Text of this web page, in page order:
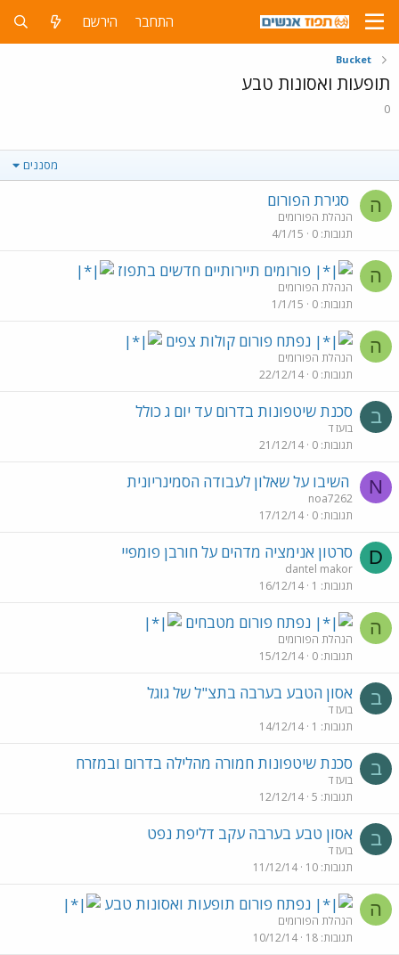
התחבר הירשם
Bucket
תופעות ואסונות טבע
0
מסננים
ה סגירת הפורום
הנהלת הפורומים
תגובות 0
4/1/15
ה פורומים תיירותיים חדשים בתפוז
הנהלת הפורומים
תגובות 0
1/1/15
ה נפתח פורום קולות צפים
הנהלת הפורומים
תגובות 0
22/12/14
ב סכנת שיטפונות בדרום עד יום ג כולל
בועז ד
תגובות 0
21/12/14
N השיבו על שאלון לעבודה הסמינריונית
noa7262
תגובות 0
17/12/14
D סרטון אנימציה מדהים על חורבן פומפיי
dantel makor
תגובות 1
16/12/14
ה נפתח פורום מטבחים
הנהלת הפורומים
תגובות 0
15/12/14
ב אסון הטבע בערבה בתצ"ל של גוגל
בועז ד
תגובות 1
14/12/14
ב סכנת שיטפונות חמורה מהלילה בדרום ובמזרח
בועז ד
תגובות 5
12/12/14
ב אסון טבע בערבה עקב דליפת נפט
בועז ד
תגובות 10
11/12/14
ה נפתח פורום תופעות ואסונות טבע
הנהלת הפורומים
תגובות 18
10/12/14